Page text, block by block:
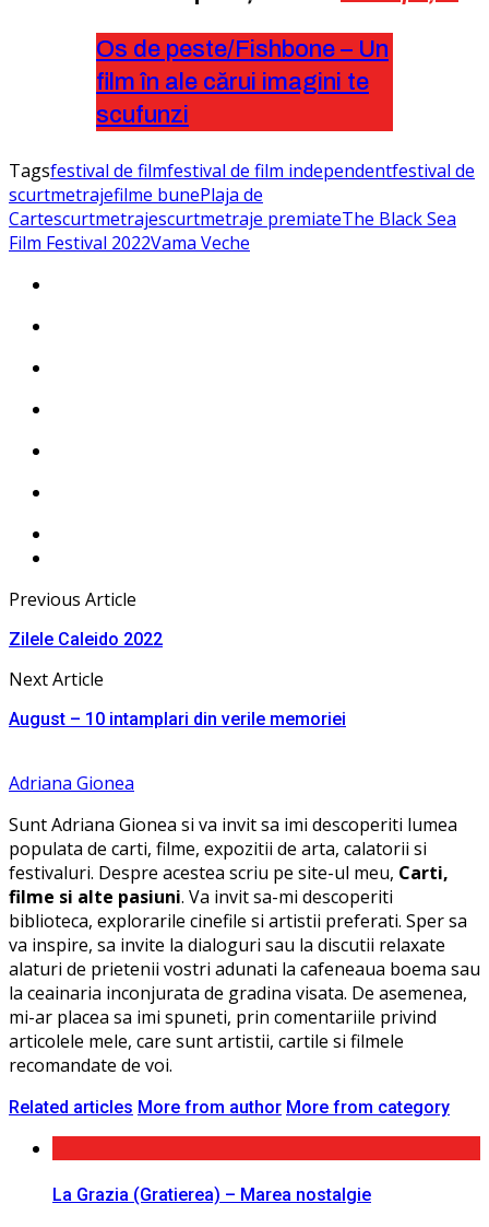
Os de peste/Fishbone – Un
film în ale cărui imagini te
scufunzi
Tagsfestival de filmfestival de film independentfestival de
scurtmetrajefilme bunePlaja de
Cartescurtmetrajescurtmetraje premiateThe Black Sea
Film Festival 2022Vama Veche
Previous Article
Zilele Caleido 2022
Next Article
August – 10 intamplari din verile memoriei
Adriana Gionea
Sunt Adriana Gionea si va invit sa imi descoperiti lumea
populata de carti, filme, expozitii de arta, calatorii si
festivaluri. Despre acestea scriu pe site-ul meu, Carti,
filme si alte pasiuni. Va invit sa-mi descoperiti
biblioteca, explorarile cinefile si artistii preferati. Sper sa
va inspire, sa invite la dialoguri sau la discutii relaxate
alaturi de prietenii vostri adunati la cafeneaua boema sau
la ceainaria inconjurata de gradina visata. De asemenea,
mi-ar placea sa imi spuneti, prin comentariile privind
articolele mele, care sunt artistii, cartile si filmele
recomandate de voi.
Related articles More from author More from category
La Grazia (Gratierea) – Marea nostalgie